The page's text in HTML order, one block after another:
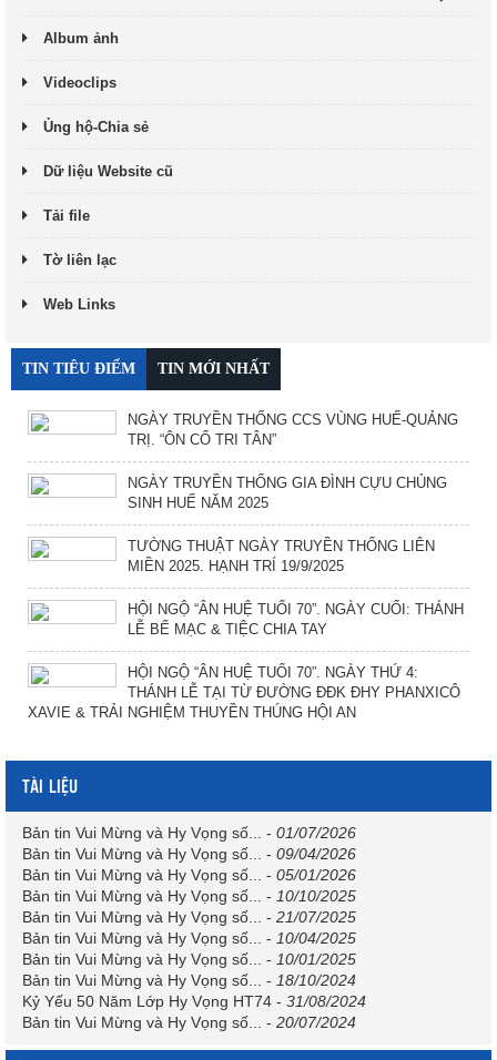
Album ảnh
Videoclips
Ủng hộ-Chia sẻ
Dữ liệu Website cũ
Tải file
Tờ liên lạc
Web Links
TIN TIÊU ĐIỂM TIN MỚI NHẤT
NGÀY TRUYỀN THỐNG CCS VÙNG HUẾ-QUẢNG
TRỊ. “ÔN CỐ TRI TÂN”
NGÀY TRUYỀN THỐNG GIA ĐÌNH CỰU CHỦNG
SINH HUẾ NĂM 2025
TƯỜNG THUẬT NGÀY TRUYỀN THỐNG LIÊN
MIỀN 2025. HẠNH TRÍ 19/9/2025
HỘI NGỘ “ÂN HUỆ TUỔI 70”. NGÀY CUỐI: THÁNH
LỄ BẾ MẠC & TIỆC CHIA TAY
HỘI NGỘ “ÂN HUỆ TUỔI 70”. NGÀY THỨ 4:
THÁNH LỄ TẠI TỪ ĐƯỜNG ĐĐK ĐHY PHANXICÔ
XAVIE & TRẢI NGHIỆM THUYỀN THÚNG HỘI AN
TÀI LIỆU
Bản tin Vui Mừng và Hy Vọng số... - 01/07/2026
Bản tin Vui Mừng và Hy Vọng số...
- 09/04/2026
Bản tin Vui Mừng và Hy Vọng số...
- 05/01/2026
Bản tin Vui Mừng và Hy Vọng số...
- 10/10/2025
Bản tin Vui Mừng và Hy Vọng số...
- 21/07/2025
Bản tin Vui Mừng và Hy Vọng số...
- 10/04/2025
Bản tin Vui Mừng và Hy Vọng số...
- 10/01/2025
Bản tin Vui Mừng và Hy Vọng số...
- 18/10/2024
Kỷ Yếu 50 Năm Lớp Hy Vọng HT74 - 31/08/2024
Bản tin Vui Mừng và Hy Vọng số...
- 20/07/2024